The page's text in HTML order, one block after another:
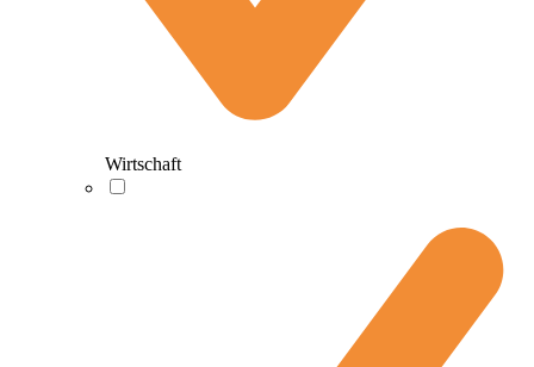
Wirtschaft